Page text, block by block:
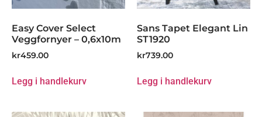
Easy Cover Select
Veggfornyer – 0,6x10m
kr459.00
Legg i handlekurv
Sans Tapet Elegant Lin
ST1920
kr739.00
Legg i handlekurv